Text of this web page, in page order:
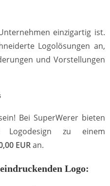
einzigartig ist.
Logolösungen an,
und Vorstellungen
Bei SuperWerer bieten
Logodesign zu einem
EURan.
Logo: